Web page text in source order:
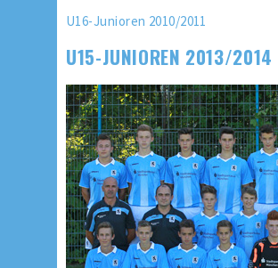
U16-Junioren 2010/2011
U15-JUNIOREN 2013/2014